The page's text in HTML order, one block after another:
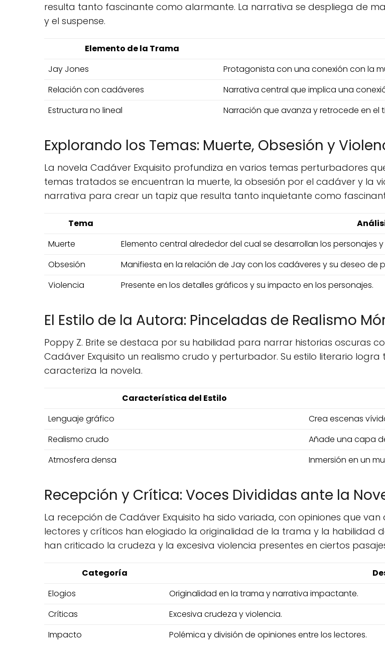
resulta tanto fascinante como alarmante. La narrativa se despliega de
y el suspense.
Elemento de la Trama
Jay Jones
Protagonista con una conexión con la
Relación con cadáveres
Narrativa central que implica una
Estructura no lineal
Narración que avanza y retrocede en el
Explorando los Temas: Muerte, Obsesión y
La novela Cadáver Exquisito profundiza en varios temas perturbadores
temas tratados se encuentran la muerte, la obsesión por el cadáver y la
narrativa para crear un tapiz que resulta tanto inquietante como
Tema
Muerte
Elemento central alrededor del cual se desarrollan los personajes
Obsesión
Manifiesta en la relación de Jay con los cadáveres y su deseo de
Violencia
Presente en los detalles gráficos y su impacto en los personajes.
El Estilo de la Autora: Pinceladas de Realismo
Poppy Z. Brite se destaca por su habilidad para narrar historias oscuras
Cadáver Exquisito un realismo crudo y perturbador. Su estilo literario
caracteriza la novela.
Característica del Estilo
Lenguaje gráfico
Crea escenas
Realismo crudo
Añade una capa
Atmosfera densa
Inmersión en un
Recepción y Crítica: Voces Divididas ante la
La recepción de Cadáver Exquisito ha sido variada, con opiniones que
lectores y críticos han elogiado la originalidad de la trama y la habilidad
han criticado la crudeza y la excesiva violencia presentes en ciertos
Categoría
Elogios
Originalidad en la trama y narrativa impactante.
Críticas
Excesiva crudeza y violencia.
Impacto
Polémica y división de opiniones entre los lectores.